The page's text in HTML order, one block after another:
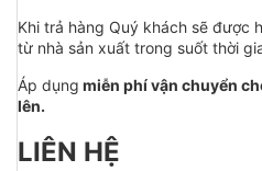
Khi trả hàng Quý khách sẽ được
từ nhà sản xuất trong suốt thời
Áp dụng miễn phí vận chuyển
lên.
LIÊN HỆ